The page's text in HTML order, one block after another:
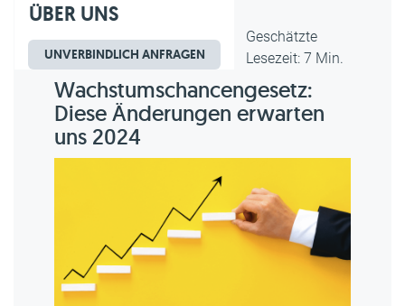
ÜBER UNS
UNVERBINDLICH ANFRAGEN
Dipl.-Kfm. Christian Gebert,
erstellt am 26.07.2023
Geschätzte
Lesezeit: 7 Min.
Wachstumschancengesetz:
Diese Änderungen erwarten
uns 2024